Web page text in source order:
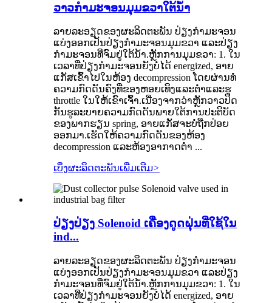
ວາວກຳມະຈອນມຸມຂວາໃຕ້ນ້ຳ
ລາຍລະອຽດຂອງຜະລິດຕະພັນ ປ່ຽງກໍາມະຈອນ
ແບ່ງອອກເປັນປ່ຽງກໍາມະຈອນມຸມຂວາ ແລະປ່ຽງ
ກໍາມະຈອນທີ່ຈົມຢູ່ໃຕ້ນໍ້າ.ຫຼັກການມຸມຂວາ: 1. ໃນ
ເວລາທີ່ປ່ຽງກໍາມະຈອນຍັງບໍ່ໄດ້ energized, ອາຍ
ແກັສເຂົ້າໄປໃນຫ້ອງ decompression ໂດຍຜ່ານທໍ່
ຄວາມກົດດັນຄົງທີ່ຂອງຫອຍເທິງແລະຕ່ໍາແລະຮູ
throttle ໃນໃຫ້ເຂົາເຈົ້າ.ເນື່ອງຈາກວ່າຫຼັກວາວປິດ
ກັ້ນຮູລະບາຍຄວາມກົດດັນພາຍໃຕ້ການປະຕິບັດ
ຂອງພາກຮຽນ spring, ອາຍແກັສຈະບໍ່ຖືກປ່ອຍ
ອອກມາ.ເຮັດໃຫ້ຄວາມກົດດັນຂອງຫ້ອງ
decompression ແລະຫ້ອງອາກາດຕ່ໍາ ...
ເບິ່ງຜະລິດຕະພັນເພີ່ມເຕີມ>
ປ່ຽງປ່ຽງ Solenoid ເຄື່ອງດູດຝຸ່ນທີ່ໃຊ້ໃນ
ind...
ລາຍລະອຽດຂອງຜະລິດຕະພັນ ປ່ຽງກໍາມະຈອນ
ແບ່ງອອກເປັນປ່ຽງກໍາມະຈອນມຸມຂວາ ແລະປ່ຽງ
ກໍາມະຈອນທີ່ຈົມຢູ່ໃຕ້ນໍ້າ.ຫຼັກການມຸມຂວາ: 1. ໃນ
ເວລາທີ່ປ່ຽງກໍາມະຈອນຍັງບໍ່ໄດ້ energized, ອາຍ